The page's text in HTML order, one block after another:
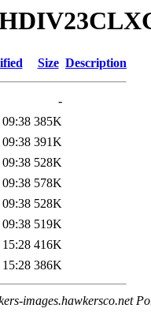
Size Description
-
385K
391K
528K
578K
528K
519K
416K
386K
images.hawkersco.net